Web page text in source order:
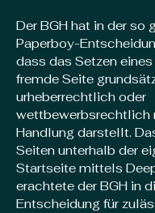
Der BGH hat in der so
Paperboy-
dass das Setzen
fremde Seite
urheberrechtlich oder
wettbewerbsrechtlich
Handlung darstellt.
Seiten unterhalb der
Startseite mittels
erachtete der BGH in
Entscheidung für